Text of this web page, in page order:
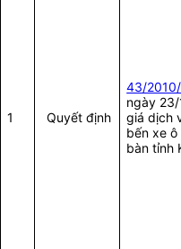
1 Quyết định
43/
ngày
giá dịch
bến xe
bàn tỉnh